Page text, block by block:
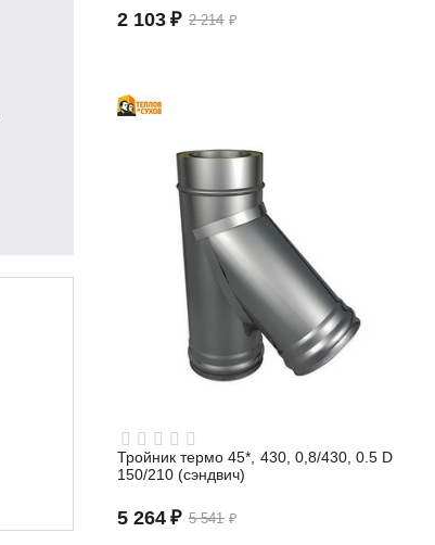
2 214 ₽
2 103 ₽
Тройник термо 45*, 430, 0,8/430, 0.5 D
150/210 (сэндвич)
5 541 ₽
5 264 ₽